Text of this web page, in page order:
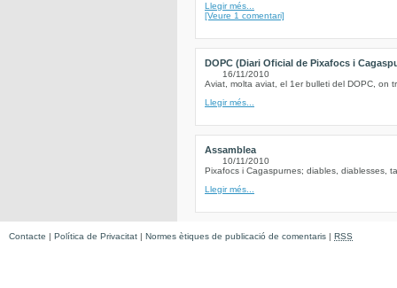
Llegir més...
[Veure 1 comentari]
DOPC (Diari Oficial de Pixafocs i
16/11/2010
Aviat, molta aviat, el 1er bulleti del DOPC, on
Llegir més...
Assamblea
10/11/2010
Pixafocs i Cagaspurnes; diables, diablesses,
Llegir més...
Contacte | Política de Privacitat | Normes ètiques de publicació de comentaris | RSS